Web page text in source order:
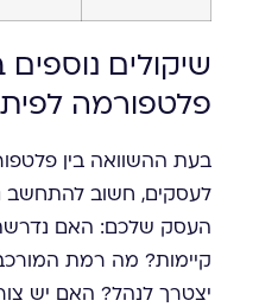
שיקולים
פלטפורמה
בעת ההשוואה בין
לעסקים, חשוב להתחשב
העסק שלכם: האם
קיימות? מה רמת
יצטרך לנהל? האם יש